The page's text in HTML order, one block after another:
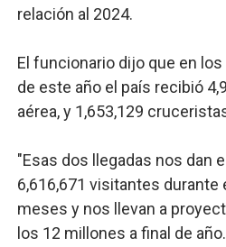
relación al 2024.
El funcionario dijo que en
de este año el país recibió
aérea, y 1,653,129
"Esas dos llegadas nos dan
6,616,671 visitantes
meses y nos llevan a
los 12 millones a final de